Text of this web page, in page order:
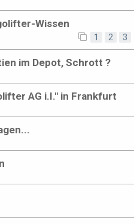
Wissen
1 2 3
im Depot, Schrott ?
AG i.I." in Frankfurt